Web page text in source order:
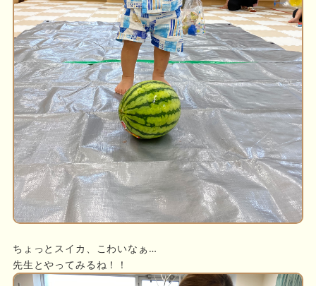
ちょっとスイカ、こわいなぁ…
先生とやってみるね！！